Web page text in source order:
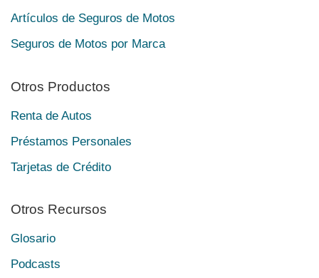
Artículos de Seguros de Motos
Seguros de Motos por Marca
Otros Productos
Renta de Autos
Préstamos Personales
Tarjetas de Crédito
Otros Recursos
Glosario
Podcasts